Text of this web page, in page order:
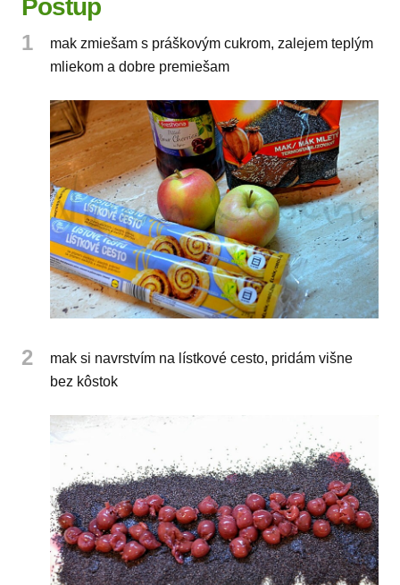
Postup
1
mak zmiešam s práškovým cukrom, zalejem teplým
mliekom a dobre premiešam
2
mak si navrstvím na lístkové cesto, pridám višne
bez kôstok